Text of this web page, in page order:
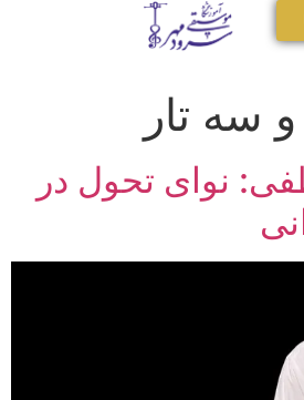
و سه تار
نوای تحول در